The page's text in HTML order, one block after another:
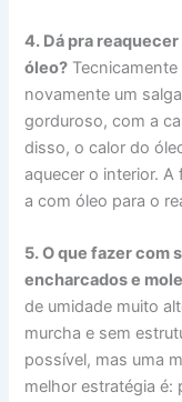
4. Dá pra
óleo?
novamente um
gorduroso, com a
disso, o calor do
aquecer o interior.
a com óleo para o
5. O que fazer com
encharcados e
de umidade muito
murcha e sem
possível, mas uma
melhor estratégia é: